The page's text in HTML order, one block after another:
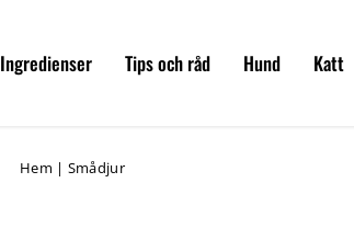
Ingredienser Tips och råd Hund Katt
Hem | Smådjur